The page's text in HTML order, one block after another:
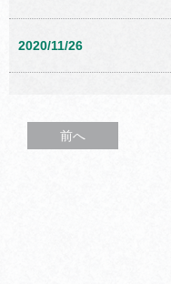
2020/11/26
前へ